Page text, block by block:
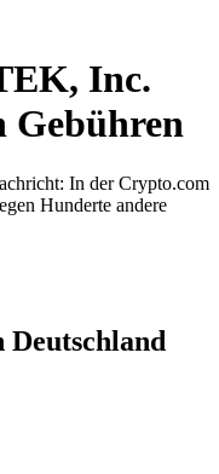
Inc.
Gebühren
In der Crypto.com
Hunderte andere